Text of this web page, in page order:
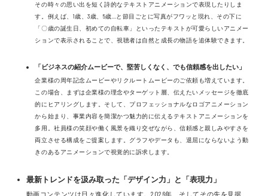
その時々の思い出を短く詩的なテキストアニメーションで表現したりしま
す。例えば、1歳、3歳、5歳…と節目ごとに写真がフワッと現れ、その下に
「〇歳の誕生日、初めての自転車」といったテキストが可愛らしいアニメー
ションで表示されることで、視聴者は自然と成長の物語を追体験できます。
「ビジネスの紹介ムービーで、堅苦しくなく、でも信頼感を出したい」
企業様の周年記念ムービーやリクルートムービーのご依頼も増えています。
この場合、まずは企業様の理念やターゲット層、伝えたいメッセージを徹底
的にヒアリングします。そして、プロフェッショナルなロゴアニメーション
から始まり、事業内容を簡潔かつ魅力的に伝えるテキストアニメーションを
多用。社員様の笑顔や働く風景を織り交ぜながら、信頼感と親しみやすさを
両立させる構成をご提案します。グラフやデータも、退屈にならないよう動
きのあるアニメーションで視覚的に訴求します。
最新トレンドを汲み取った「デザイン力」と「表現力」
動画コンテンツは日々進化しています。2026年、そしてその先を見据